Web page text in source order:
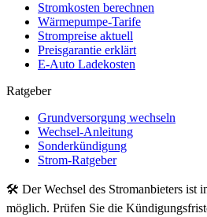
Stromkosten berechnen
Wärmepumpe-Tarife
Strompreise aktuell
Preisgarantie erklärt
E-Auto Ladekosten
Ratgeber
Grundversorgung wechseln
Wechsel-Anleitung
Sonderkündigung
Strom-Ratgeber
🛠 Der Wechsel des Stromanbieters ist
möglich. Prüfen Sie die